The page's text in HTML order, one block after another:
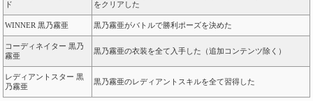
ド
をクリアした
WINNER 黒乃霧亜 黒乃霧亜がバトルで勝利ポーズを決めた
コーディネイター 黒乃
霧亜
黒乃霧亜の衣装を全て入手した（追加コンテンツ除く）
レディアントスター 黒
乃霧亜
黒乃霧亜のレディアントスキルを全て習得した